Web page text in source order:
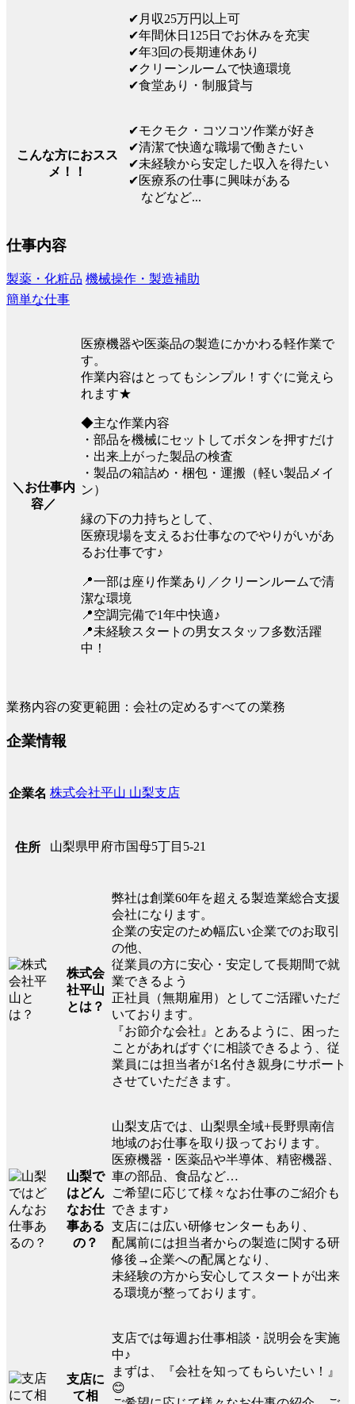
✔月収25万円以上可
✔年間休日125日でお休みを充実
✔年3回の長期連休あり
✔クリーンルームで快適環境
✔食堂あり・制服貸与
こんな方におスス
メ！！
✔モクモク・コツコツ作業が好き
✔清潔で快適な職場で働きたい
✔未経験から安定した収入を得たい
✔医療系の仕事に興味がある
などなど...
仕事内容
製薬・化粧品 機械操作・製造補助
簡単な仕事
＼お仕事内
容／
医療機器や医薬品の製造にかかわる軽作業で
す。
作業内容はとってもシンプル！すぐに覚えら
れます★
◆主な作業内容
・部品を機械にセットしてボタンを押すだけ
・出来上がった製品の検査
・製品の箱詰め・梱包・運搬（軽い製品メイ
ン）
縁の下の力持ちとして、
医療現場を支えるお仕事なのでやりがいがあ
るお仕事です♪
📍一部は座り作業あり／クリーンルームで清
潔な環境
📍空調完備で1年中快適♪
📍未経験スタートの男女スタッフ多数活躍
中！
業務内容の変更範囲：会社の定めるすべての業務
企業情報
企業名 株式会社平山 山梨支店
住所 山梨県甲府市国母5丁目5-21
株式会
社平山
とは？
弊社は創業60年を超える製造業総合支援
会社になります。
企業の安定のため幅広い企業でのお取引
の他、
従業員の方に安心・安定して長期間で就
業できるよう
正社員（無期雇用）としてご活躍いただ
いております。
『お節介な会社』とあるように、困った
ことがあればすぐに相談できるよう、従
業員には担当者が1名付き親身にサポート
させていただきます。
山梨で
はどん
なお仕
事ある
の？
山梨支店では、山梨県全域+長野県南信
地域のお仕事を取り扱っております。
医療機器・医薬品や半導体、精密機器、
車の部品、食品など…
ご希望に応じて様々なお仕事のご紹介も
できます♪
支店には広い研修センターもあり、
配属前には担当者からの製造に関する研
修後→企業への配属となり、
未経験の方から安心してスタートが出来
る環境が整っております。
支店に
て相
支店では毎週お仕事相談・説明会を実施
中♪
まずは、『会社を知ってもらいたい！』
😊